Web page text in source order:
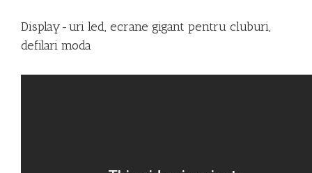
Display-uri led, ecrane gigant pentru cluburi,
defilari moda